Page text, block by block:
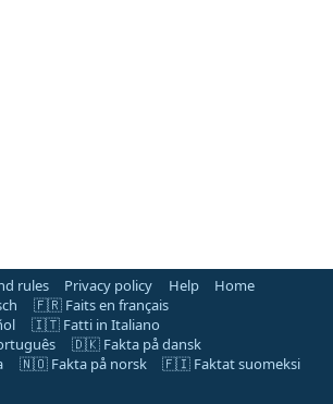
rules Privacy policy Help
Home
🇫🇷 Faits en français
🇮🇹 Fatti in Italiano
🇩🇰 Fakta på dansk
🇳🇴 Fakta på norsk
🇫🇮 Faktat suomeksi